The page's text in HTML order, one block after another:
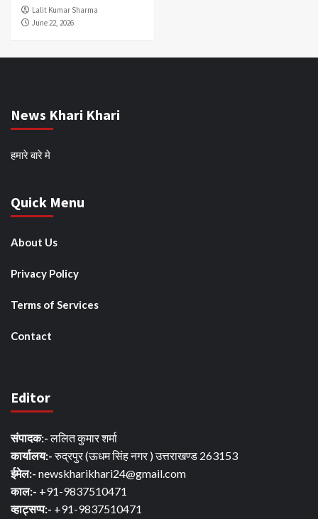
Lalit Kumar Sharma
June 22, 2026
News Khari Khari
हमारे बारे मे
Quick Menu
About Us
Privacy Policy
Terms of Services
Contact
Editor
संपादक:-ललित कुमार शर्मा
कार्यालय:-रुद्रपुर (ऊधम सिंह नगर ) उत्तराखण्ड 263153
ईमेल:- newskharikhari24@gmail.com
काल:- +91-9837510471
व्हाट्सप्प:- +91-9837510471